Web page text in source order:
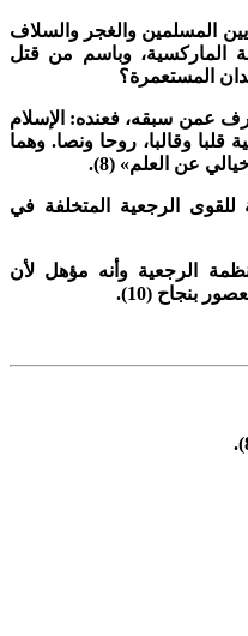
المسلمين والغجر والسلاف
الماركسية، وباسم من قتل
المستعمرة؟
عمن سبقه، فعنده: الإسلام
وقالبا، روحا ونصا. وهما
عن العلم» (8).
الرجعية المتخلفة في
الرجعية وأنه مؤهل لأن
بنجاح (10).